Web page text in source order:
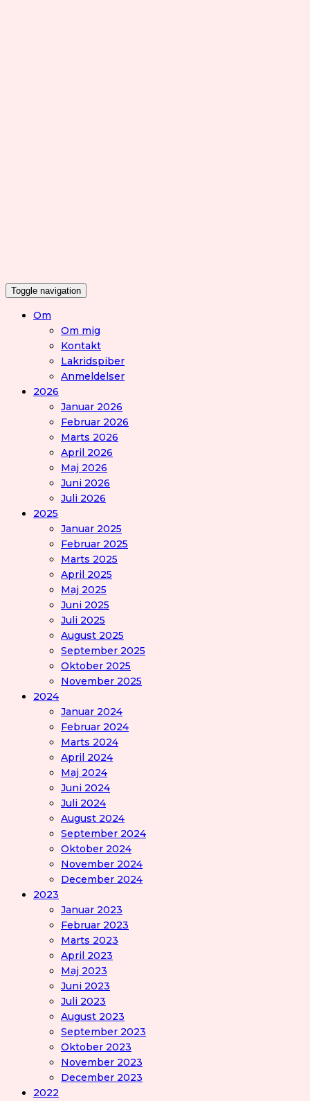
Toggle navigation
Om
Om mig
Kontakt
Lakridspiber
Anmeldelser
2026
Januar 2026
Februar 2026
Marts 2026
April 2026
Maj 2026
Juni 2026
Juli 2026
2025
Januar 2025
Februar 2025
Marts 2025
April 2025
Maj 2025
Juni 2025
Juli 2025
August 2025
September 2025
Oktober 2025
November 2025
2024
Januar 2024
Februar 2024
Marts 2024
April 2024
Maj 2024
Juni 2024
Juli 2024
August 2024
September 2024
Oktober 2024
November 2024
December 2024
2023
Januar 2023
Februar 2023
Marts 2023
April 2023
Maj 2023
Juni 2023
Juli 2023
August 2023
September 2023
Oktober 2023
November 2023
December 2023
2022